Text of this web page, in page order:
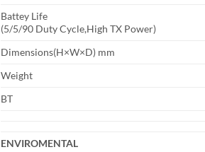
Battey Life
(5/5/90 Duty Cycle,High TX Power)
Dimensions(H×W×D) mm
Weight
BT
ENVIROMENTAL